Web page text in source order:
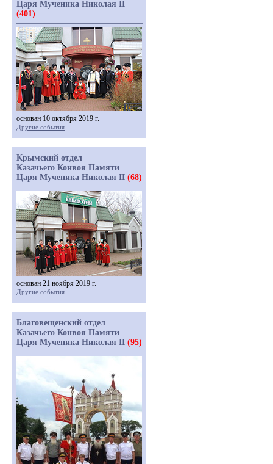
Царя Мученика Николая II
(401)
основан 10 октября 2019 г.
Другие события
Крымский отдел
Казачьего Конвоя Памяти
Царя Мученика Николая II (68)
основан 21 ноября 2019 г.
Другие события
Благовещенский отдел
Казачьего Конвоя Памяти
Царя Мученика Николая II (95)